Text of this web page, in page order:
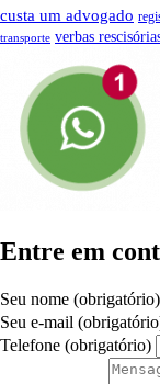
custa um advogado
transporte verbas
Entre em
Seu nome (obrigatório)
Seu e-mail
Telefone (obrigatório)